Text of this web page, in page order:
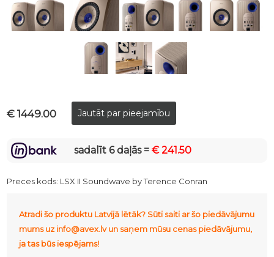
€ 1449.00
sadalīt 6 daļās =€ 241.50
Preces kods: LSX II Soundwave by Terence Conran
Atradi šo produktu Latvijā lētāk? Sūti saiti ar šo piedāvājumu
mums uz info@avex.lv un saņem mūsu cenas piedāvājumu,
ja tas būs iespējams!